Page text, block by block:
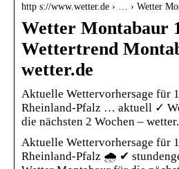
http s://www.wetter.de › … › Wetter
Wetter Montabaur
Wettertrend
wetter.de
Aktuelle Wettervorhersage für
Rheinland-Pfalz … aktuell ✓
die nächsten 2 Wochen –
Aktuelle Wettervorhersage für
Rheinland-Pfalz 🌧️ ✔